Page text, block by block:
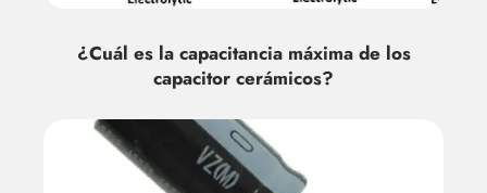
¿Cuál es la capacitancia máxima de los
capacitor cerámicos?